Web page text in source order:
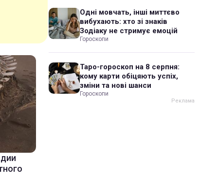
Одні мовчать, інші миттєво
вибухають: хто зі знаків
Зодіаку не стримує емоцій
Гороскопи
Таро-гороскоп на 8 серпня:
кому карти обіцяють успіх,
зміни та нові шанси
Гороскопи